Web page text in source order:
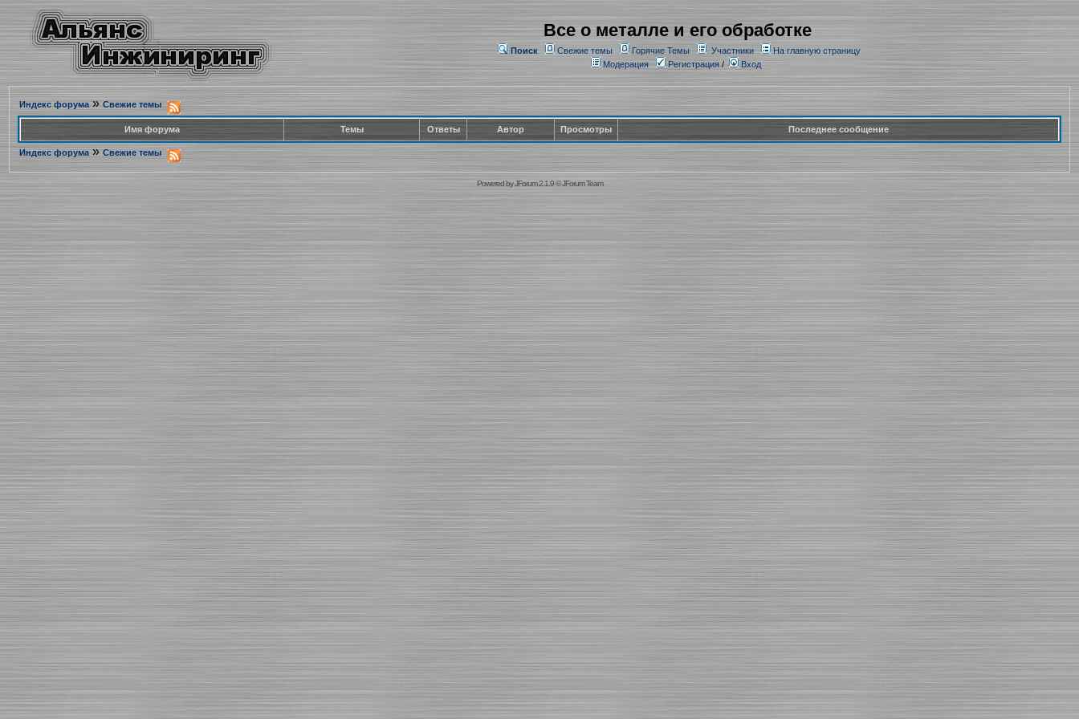
Все о металле и его обработке
Поиск Свежие темы Горячие Темы Участники
На главную страницу
Модерация
Регистрация/ Вход
Индекс форума» Свежие темы
Имя форума Темы Ответы Автор Просмотры Последнее сообщение
Индекс форума » Свежие темы
Powered byJForum 2.1.9©JForum Team